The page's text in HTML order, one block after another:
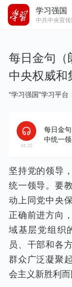
学习强国
中共中央宣传
每日金句
中央权威和
“学习强国”学习平台
01:22
每日金
中统一
坚持党的领导
统一领导。要
动上同党中央
正确前进方向
域基层党组织
员、干部和各
群众广泛凝聚
会主义新胜利而